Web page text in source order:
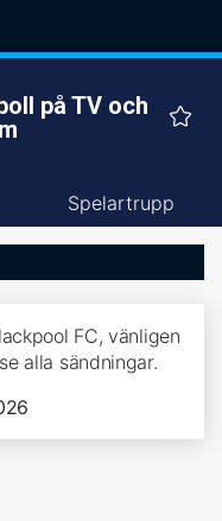
på TV och
Spelartrupp
FC, vänligen
alla sändningar.